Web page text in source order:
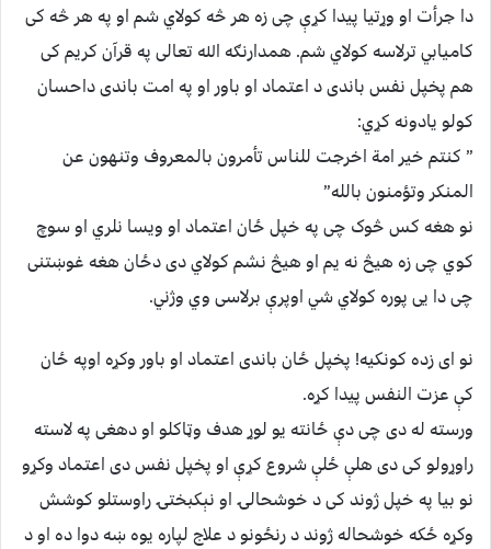
دا جرأت او وړتيا پيدا كړې چى زه هر څه كولاي شم او په هر څه كى
كاميابي ترلاسه كولاي شم. همدارنګه الله تعالی په قرآن كريم كى
هم پخپل نفس باندى د اعتماد او باور او په امت باندى داحسان
کولو یادونه كړي:
” كنتم خير امة اخرجت للناس تأمرون بالمعروف وتنهون عن
المنكر وتؤمنون بالله”
نو هغه كس څوک چى په خپل ځان اعتماد او ویسا نلري او سوچ
کوي چى زه هيڅ نه يم او هيڅ نشم كولاي دى دځان هغه غوښتنى
چى دا يى پوره كولاي شي اوپرې برلاسی وي وژني.
نو اى زده كونكيه! پخپل ځان باندى اعتماد او باور وكړه اوپه ځان
کې عزت النفس پیدا کړه.
ورسته له دى چى دې ځانته يو لوړ هدف وټاكلو او دهغى په لاسته
راوړولو كى دى هلې ځلې شروع كړې او پخپل نفس دى اعتماد وكړو
نو بيا په خپل ژوند كى د خوشحالۍ او نېکبختۍ راوستلو كوشش
وكړه ځكه خوشحاله ژوند د رنځونو د علاج لپاره يوه ښه دوا ده او د